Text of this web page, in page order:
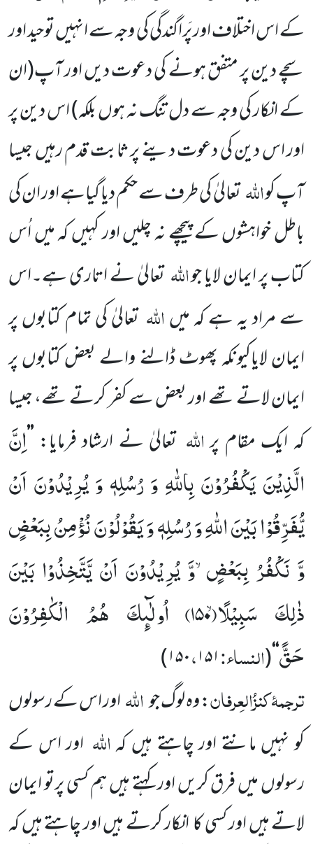
کے اس اختلاف اور پَراگندگی کی وجہ سے انہیں توحید اور
سچے دین پر متفق ہونے کی دعوت دیں اور آپ(ان
کے انکار کی وجہ سے دل تنگ نہ ہوں بلکہ)اس دین پر
اور اس دین کی دعوت دینے پر ثابت قدم رہیں جیسا
آپ کواللہتعالیٰ کی طرف سے حکم دیا گیاہے اور ان کی
باطل خواہشوں کے پیچھے نہ چلیں اور کہیں کہ میں اُس
کتاب پر ایمان لایا جواللہتعالیٰ نے اتاری ہے۔اس
سے مراد یہ ہے کہ میںاللہ تعالیٰ کی تمام کتابوں پر
ایمان لایاکیونکہ پھوٹ ڈالنے والے بعض کتابوں پر
ایمان لاتے تھے اور بعض سے کفر کرتے تھے، جیسا
کہ ایک مقام پراللہ تعالیٰ نے ارشاد فرمایا: ’’اِنَّ
الَّذِیْنَ یَكْفُرُوْنَ بِاللّٰهِ وَ رُسُلِهٖ وَ یُرِیْدُوْنَ اَنْ
یُّفَرِّقُوْا بَیْنَ اللّٰهِ وَ رُسُلِهٖ وَ یَقُوْلُوْنَ نُؤْمِنُ بِبَعْضٍ
وَّ نَكْفُرُ بِبَعْضٍۙ-وَّ یُرِیْدُوْنَ اَنْ یَّتَّخِذُوْا بَیْنَ
ذٰلِكَ سَبِیْلًاۙ(۱۵۰) اُولٰٓىٕكَ هُمُ الْكٰفِرُوْنَ
حَقًّ‘‘
(النساء: ۱۵۰،۱۵۱ )
ترجمۂ کنزُالعِرفان: وہ لوگ جواللہاور اس کے رسولوں
کو نہیں مانتے اور چاہتے ہیں کہاللہ اور اس کے
رسولوں میں فرق کریں اور کہتے ہیں ہم کسی پرتو ایمان
لاتے ہیں اور کسی کا انکار کرتے ہیں اور چاہتے ہیں کہ